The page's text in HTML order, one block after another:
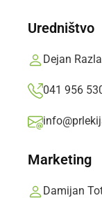
Uredništvo
Dejan
041 956
Marketing
Damijan